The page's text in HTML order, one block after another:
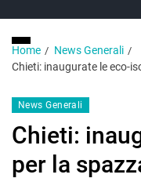
Home
News Generali
Chieti: inaugurate le eco-
News Generali
Chieti:
per la